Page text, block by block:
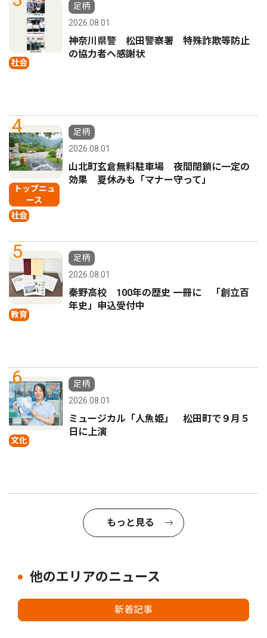
社会
足柄
2026.08.01
神奈川県警 松田警察署 特殊詐欺等防止
の協力者へ感謝状
4
トップニュ
ース
社会
足柄
2026.08.01
山北町玄倉無料駐車場 夜間閉鎖に一定の
効果 夏休みも「マナー守って」
5
教育
足柄
2026.08.01
秦野高校 100年の歴史 一冊に 「創立百
年史」申込受付中
6
文化
足柄
2026.08.01
ミュージカル「人魚姫」 松田町で９月５
日に上演
もっと見る
他のエリアのニュース
新着記事